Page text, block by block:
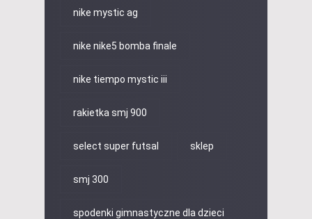
nike mystic ag
nike nike5 bomba finale
nike tiempo mystic iii
rakietka smj 900
select super futsal sklep
smj 300
spodenki gimnastyczne dla dzieci